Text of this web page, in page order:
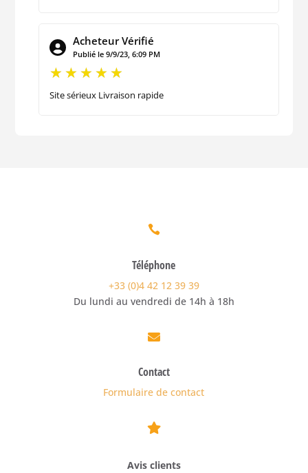
Acheteur Vérifié
Publié le 9/9/23, 6:09 PM
Site sérieux Livraison rapide

Téléphone
+33 (0)4 42 12 39 39
Du lundi au vendredi de 14h à 18h

Contact
Formulaire de contact

Avis clients